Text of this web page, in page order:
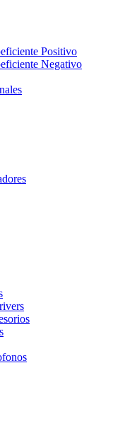
Positivo
Negativo